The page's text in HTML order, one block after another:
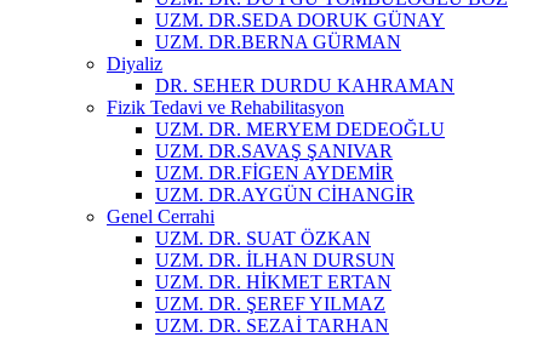
UZM. DR.SEDA DORUK GÜNAY
UZM. DR.BERNA GÜRMAN
Diyaliz
DR. SEHER DURDU KAHRAMAN
Fizik Tedavi ve Rehabilitasyon
UZM. DR. MERYEM DEDEOĞLU
UZM. DR.SAVAŞ ŞANIVAR
UZM. DR.FİGEN AYDEMİR
UZM. DR.AYGÜN CİHANGİR
Genel Cerrahi
UZM. DR. SUAT ÖZKAN
UZM. DR. İLHAN DURSUN
UZM. DR. HİKMET ERTAN
UZM. DR. ŞEREF YILMAZ
UZM. DR. SEZAİ TARHAN